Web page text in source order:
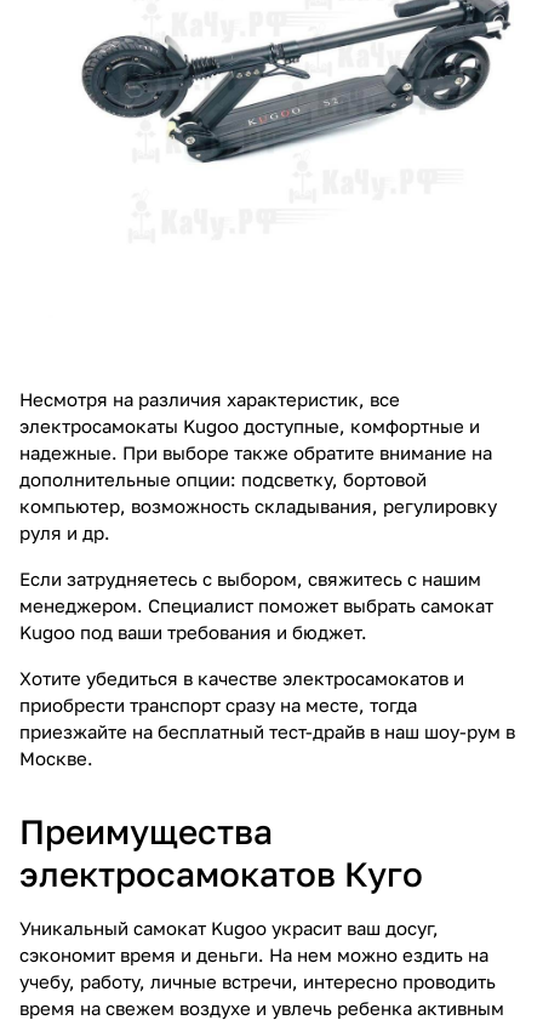
Несмотря на различия характеристик, все
электросамокаты Kugoo доступные, комфортные и
надежные. При выборе также обратите внимание на
дополнительные опции: подсветку, бортовой
компьютер, возможность складывания, регулировку
руля и др.
Если затрудняетесь с выбором, свяжитесь с нашим
менеджером. Специалист поможет выбрать самокат
Kugoo под ваши требования и бюджет.
Хотите убедиться в качестве электросамокатов и
приобрести транспорт сразу на месте, тогда
приезжайте на бесплатный тест-драйв в наш шоу-рум в
Москве.
Преимущества
электросамокатов Куго
Уникальный самокат Kugoo украсит ваш досуг,
сэкономит время и деньги. На нем можно ездить на
учебу, работу, личные встречи, интересно проводить
время на свежем воздухе и увлечь ребенка активным